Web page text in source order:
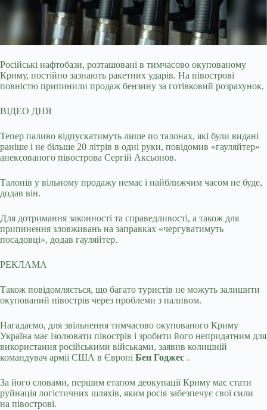
Російські нафтобази, розташовані в тимчасово окупованому
Криму, постійно зазнають ракетних ударів. На півострові
повністю припинили продаж бензину за готівковий розрахунок.
ВІДЕО ДНЯ
Тепер паливо відпускатимуть лише по талонах, які були видані
раніше і не більше 20 літрів в одні руки, повідомив «гауляйтер»
анексованого півострова Сергій Аксьонов.
Талонів у вільному продажу немає і найближчим часом не буде,
додав він.
Для дотримання законності та справедливості, а також для
припинення зловживань на заправках «чергуватимуть
посадовці», додав гауляйтер.
РЕКЛАМА
Також повідомляється, що багато туристів не можуть залишити
окупований півострів через проблеми з паливом.
Нагадаємо, для звільнення тимчасово окупованого Криму
Україна має ізолювати півострів і зробити його непридатним для
використання російськими військами, заявив колишній
командувач армії США в Європі Бен Годжес .
За його словами, першим етапом деокупації Криму має стати
руйнація логістичних шляхів, яким росія забезпечує свої сили
на півострові.